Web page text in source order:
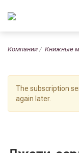
Компании Книжные
The subscription
again later.